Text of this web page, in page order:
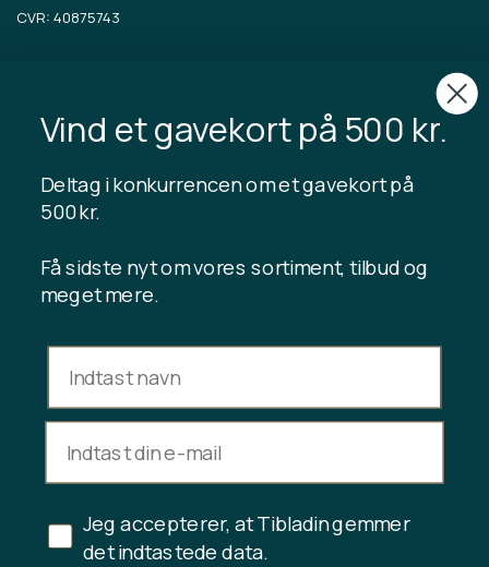
CVR: 40875743
Om Tibladin
Blog
Tilmeld kundeklub
Kontakt os
INFORMATION
Privatlivspolitik
Copyright © 2024 Tibladin – Alle rettigheder forbeholdes
Vind et gavekort på 500 kr.
Deltag i konkurrencen om et gavekort på
500 kr.
Få sidste nyt om vores sortiment, tilbud og
meget mere.
Jeg accepterer, at Tibladin gemmer
det indtastede data.